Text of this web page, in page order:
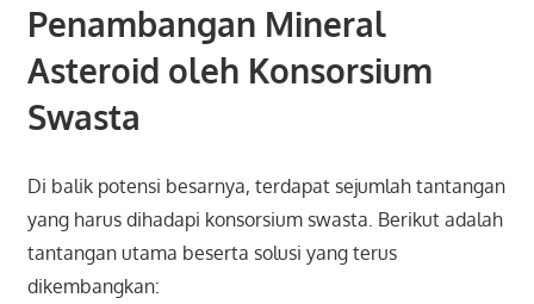
Penambangan Mineral
Asteroid oleh Konsorsium
Swasta
Di balik potensi besarnya, terdapat sejumlah tantangan
yang harus dihadapi konsorsium swasta. Berikut adalah
tantangan utama beserta solusi yang terus
dikembangkan: